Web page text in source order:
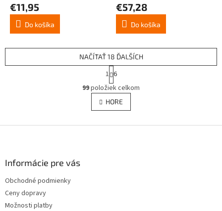
€11,95
Do košíka
€57,28
Do košíka
O
v
l
á
NAČÍTAŤ 18 ĎALŠÍCH
S
t
r
á
n
k
v
1 6
99položiek celkom
HORE
Informácie pre vás
Obchodné podmienky
Ceny dopravy
Možnosti platby